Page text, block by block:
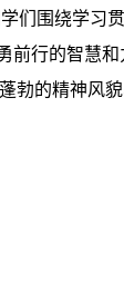
们围绕学
行的智慧
勃的精神风貌